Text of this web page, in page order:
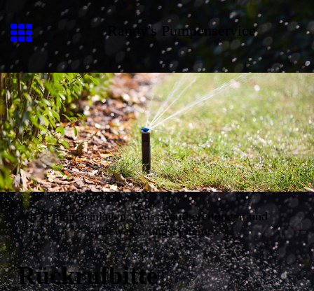
Randy's Pumpenservice
Pumpenanlagen, Wasseraufbereitungen und
Bewässerungssysteme
Rückrufbitte